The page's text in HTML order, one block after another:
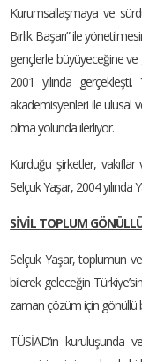
Kurumsallaşmaya ve
Birlik Başarı” ile
gençlerle büyüyeceğine
2001 yılında
akademisyenleri ile ulusal
olma yolunda ilerliyor.
Kurduğu şirketler, vakıflar
Selçuk Yaşar, 2004
SİVİL TOPLUM
Selçuk Yaşar, toplumun
bilerek geleceğin
zaman çözüm için gönüllü
TÜSİAD’ın